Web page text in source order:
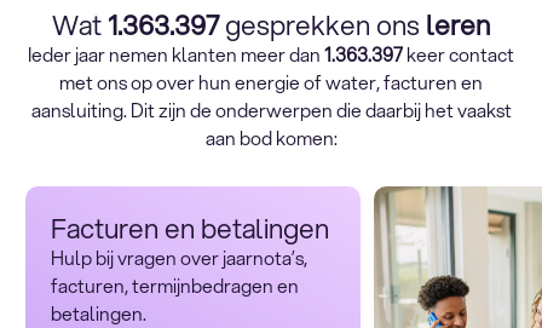
Wat1.363.397gesprekken onsleren
Ieder jaar nemen klanten meer dan1.363.397keer contact
met ons op over hun energie of water, facturen en
aansluiting. Dit zijn de onderwerpen die daarbij het vaakst
aan bod komen:
Facturen en betalingen
Hulp bij vragen over jaarnota’s,
facturen, termijnbedragen en
betalingen.